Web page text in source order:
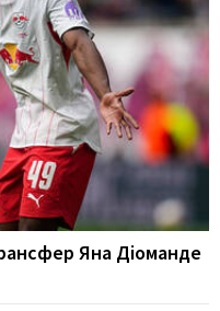
Яна Діоманде